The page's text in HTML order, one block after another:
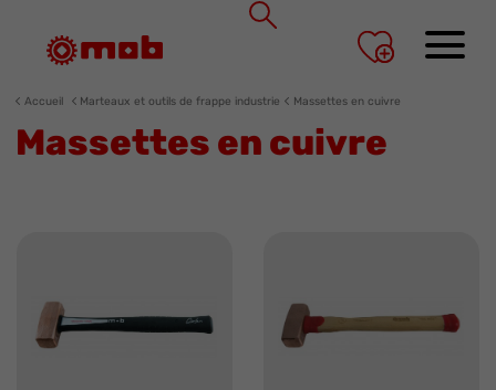
Accueil Marteaux et outils de frappe industrie Massettes en cuivre
Massettes en cuivre